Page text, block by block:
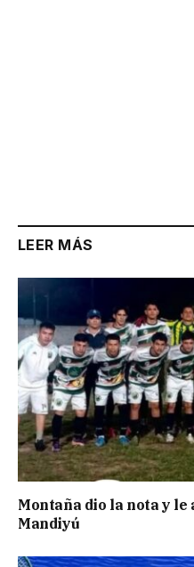
LEER MÁS
Montaña dio la nota y
Mandiyú